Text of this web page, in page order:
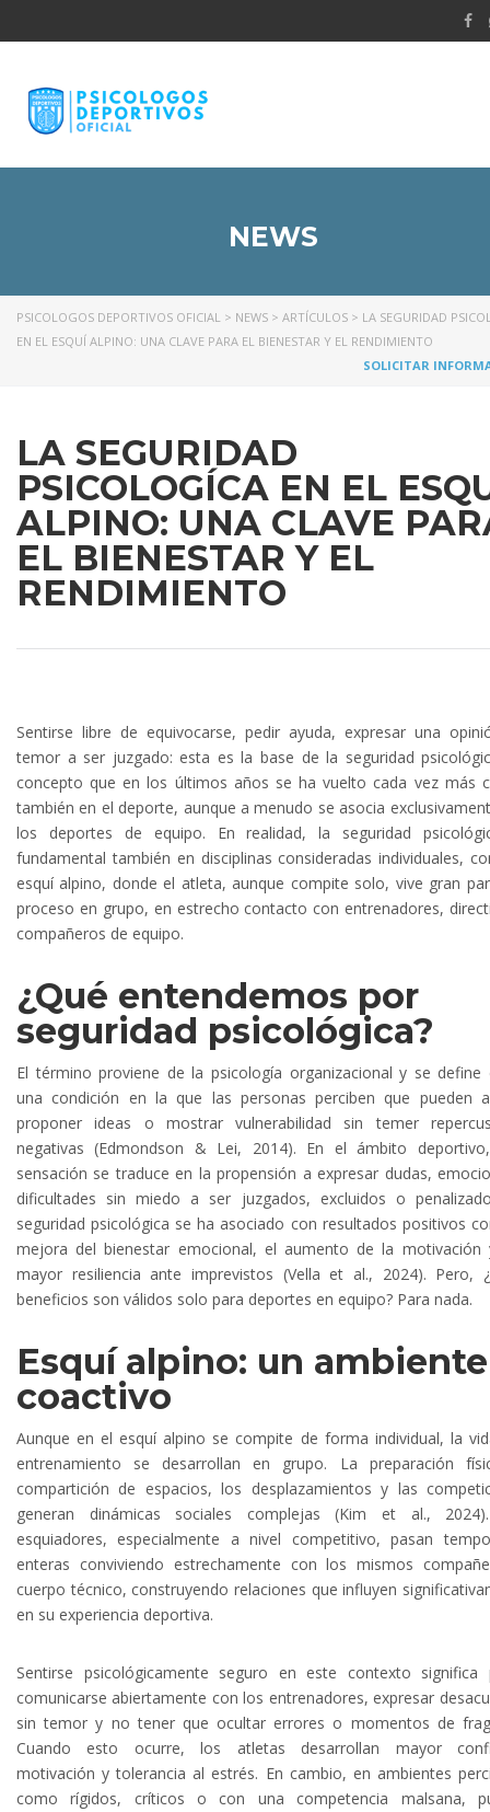
NEWS
PSICOLOGOS DEPORTIVOS OFICIAL > NEWS > ARTÍCULOS > LA SEGURIDAD
EN EL ESQUÍ ALPINO: UNA CLAVE PARA EL BIENESTAR Y EL RENDIMIENTO
SOLICITAR
LA SEGURIDAD
PSICOLOGÍCA EN EL
ALPINO: UNA CLAVE
EL BIENESTAR Y EL
RENDIMIENTO
Sentirse libre de equivocarse, pedir ayuda, expresar una
temor a ser juzgado: esta es la base de la seguridad
concepto que en los últimos años se ha vuelto cada vez más
también en el deporte, aunque a menudo se asocia
los deportes de equipo. En realidad, la seguridad
fundamental también en disciplinas consideradas individuales,
esquí alpino, donde el atleta, aunque compite solo, vive gran
proceso en grupo, en estrecho contacto con entrenadores,
compañeros de equipo.
¿Qué entendemos por
seguridad psicológica?
El término proviene de la psicología organizacional y se define
una condición en la que las personas perciben que pueden
proponer ideas o mostrar vulnerabilidad sin temer
negativas (Edmondson & Lei, 2014). En el ámbito
sensación se traduce en la propensión a expresar dudas,
dificultades sin miedo a ser juzgados, excluidos o
seguridad psicológica se ha asociado con resultados positivos
mejora del bienestar emocional, el aumento de la motivación
mayor resiliencia ante imprevistos (Vella et al., 2024). Pero,
beneficios son válidos solo para deportes en equipo? Para nada.
Esquí alpino: un ambiente
coactivo
Aunque en el esquí alpino se compite de forma individual, la
entrenamiento se desarrollan en grupo. La preparación
compartición de espacios, los desplazamientos y las
generan dinámicas sociales complejas (Kim et al.,
esquiadores, especialmente a nivel competitivo, pasan
enteras conviviendo estrechamente con los mismos
cuerpo técnico, construyendo relaciones que influyen
en su experiencia deportiva.
Sentirse psicológicamente seguro en este contexto significa
comunicarse abiertamente con los entrenadores, expresar
sin temor y no tener que ocultar errores o momentos de
Cuando esto ocurre, los atletas desarrollan mayor
motivación y tolerancia al estrés. En cambio, en ambientes
como rígidos, críticos o con una competencia malsana,